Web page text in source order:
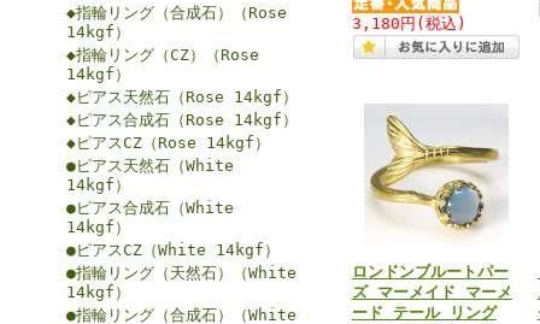
◆指輪リング（合成石）（Rose
14kgf）
◆指輪リング（CZ）（Rose
14kgf）
◆ピアス天然石（Rose 14kgf）
◆ピアス合成石（Rose 14kgf）
◆ピアスCZ（Rose 14kgf）
●ピアス天然石（White
14kgf）
●ピアス合成石（White
14kgf）
●ピアスCZ（White 14kgf）
●指輪リング（天然石）（White
14kgf）
●指輪リング（合成石）（White
3,180円 (税込)
ロンドンブルートパー
ズ マーメイド マーメ
ード テール リング